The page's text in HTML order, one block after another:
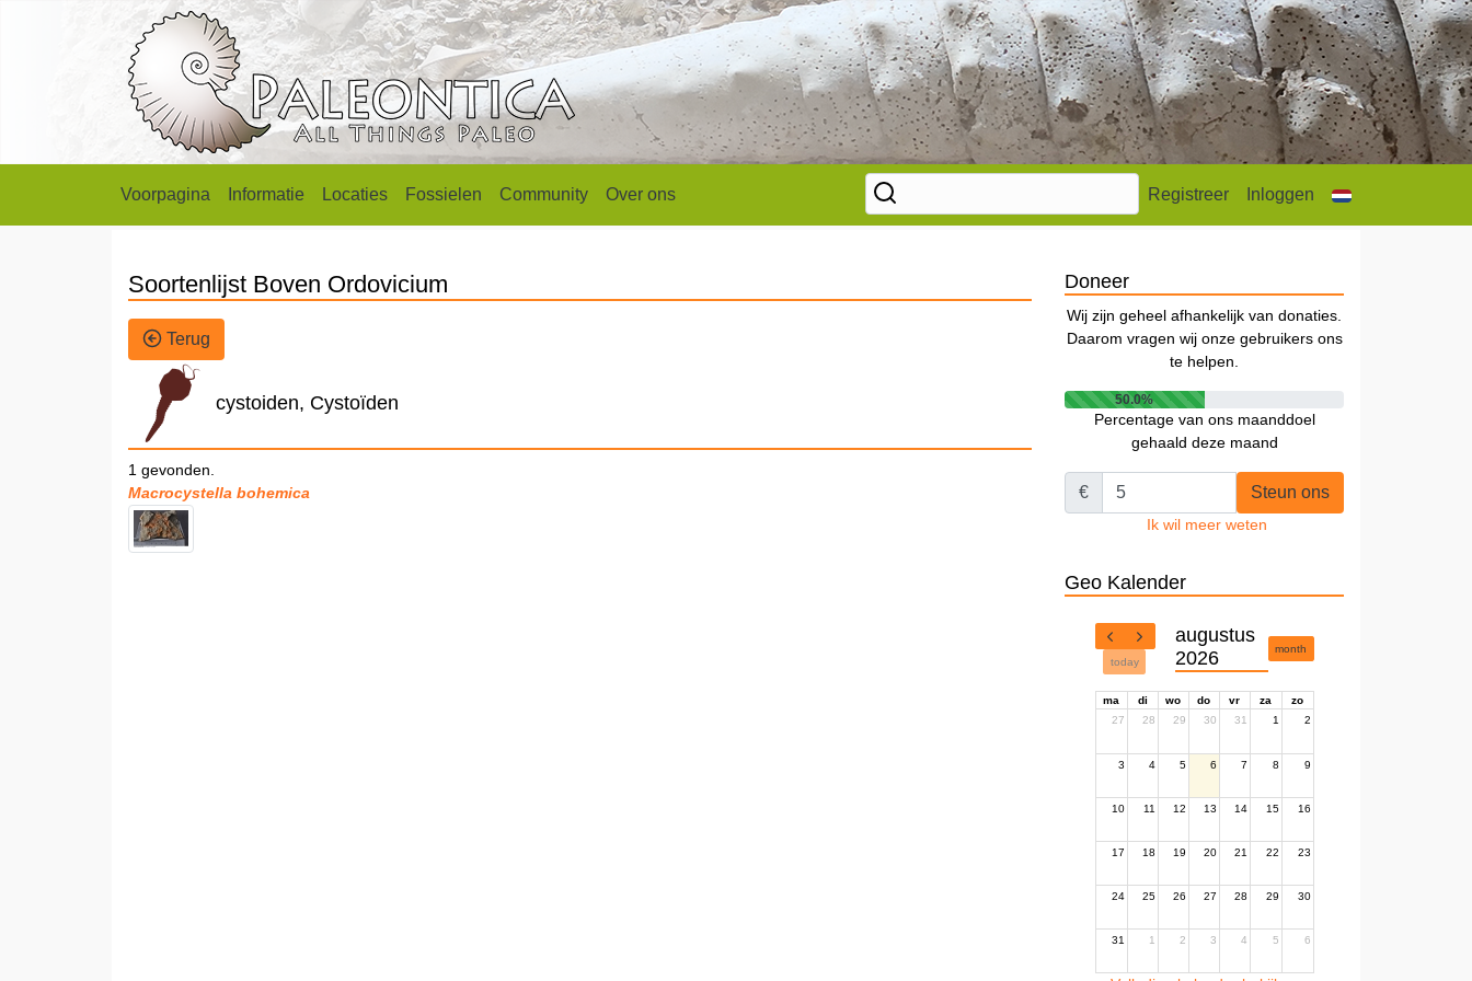
Voorpagina Informatie Locaties Fossielen Community Over ons Registreer Inloggen
Soortenlijst Boven Ordovicium
Terug
cystoiden, Cystoïden
1 gevonden.
Macrocystella bohemica
Doneer
Wij zijn geheel afhankelijk van donaties.
Daarom vragen wij onze gebruikers ons
te helpen.
50.0%
Percentage van ons maanddoel
gehaald deze maand
€ Steun ons
Ik wil meer weten
Geo Kalender
today
augustus
2026
month
ma di wo do vr za
zo
27
28 29 30 31 1 2
3 4 5 6 7 8 9
10 11 12 13 14 15 16
17 18 19 20 21 22 23
24 25 26 27 28 29 30
31 1 2 3 4 5 6